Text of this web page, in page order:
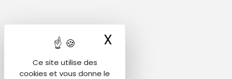
Ce site utilise des
cookies et vous donne le
X